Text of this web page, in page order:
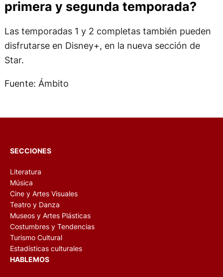
primera y segunda temporada?
Las temporadas 1 y 2 completas también pueden
disfrutarse en Disney+, en la nueva sección de
Star.
Fuente: Ámbito
SECCIONES
Literatura
Música
Cine y Artes Visuales
Teatro y Danza
Museos y Artes Plásticas
Costumbres y Tendencias
Turismo Cultural
Estadísticas culturales
HABLEMOS